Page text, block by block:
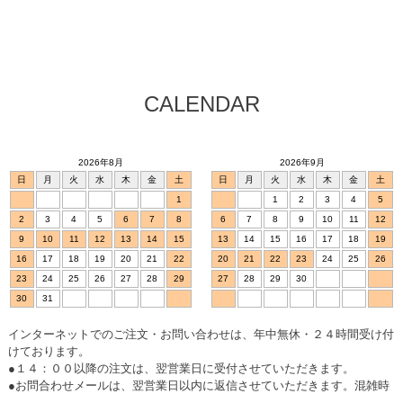
CALENDAR
2026年8月
日
月 火 水 木 金
土
1
2
3 4 5 6 7
8
9
10 11 12 13 14
15
16
17 18 19 20 21
22
23
24 25 26 27 28
29
30
31
2026年9月
日
月 火 水 木 金
土
1
2 3 4
5
6
7 8 9 10 11
12
13
14 15 16 17 18
19
20
21 22 23 24 25
26
27
28 29 30
インターネットでのご注文・お問い合わせは、年中無休・２４時間受け付
けております。
●１４：００以降の注文は、翌営業日に受付させていただきます。
●お問合わせメールは、翌営業日以内に返信させていただきます。混雑時